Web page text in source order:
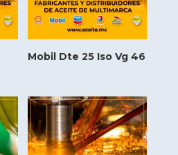
Mobil Dte 25 Iso Vg 46